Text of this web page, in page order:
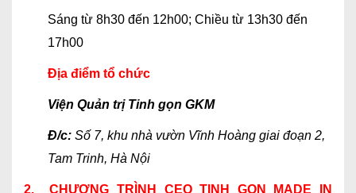
Sáng từ 8h30 đến 12h00; Chiều từ 13h30 đến
17h00
Địa điểm tổ chức
Viện Quản trị Tinh gọn GKM
Đ/c: Số 7, khu nhà vườn Vĩnh Hoàng giai đoạn 2,
Tam Trinh, Hà Nội
2. CHƯƠNG TRÌNH CEO TINH GỌN MADE IN